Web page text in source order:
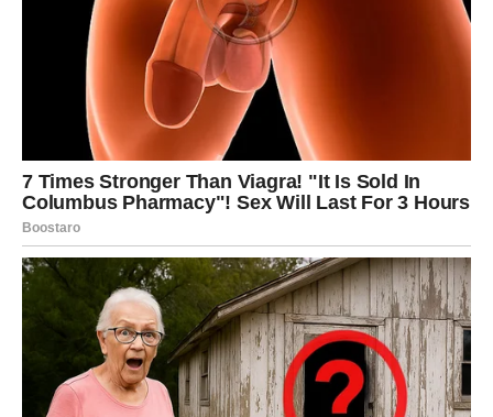
Prvi dani februara nisu vreme za brzinu, već za poverenje
u proces.
Na kraju, Bik dobija potvrdu da ništa nije bilo uzalud.
što ste prošli imalo je svrhu i dovelo vas je upravo ovde –
u period u kome se život polako, ali sigurno slaže u vašu
korist. Magija i čuda dolaze tiho, ali ostaju dugo. Pred
vama je faza u kojoj možete da dišete punim plućima,
verujete u sebe i sa mirom gledate ka onome što dolazi –
jer najbolje tek počinje.